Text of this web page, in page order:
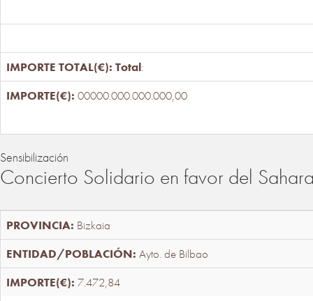
Total:
00000.000.000.000,00
Sensibilización
Concierto Solidario en favor del
Bizkaia
Ayto. de Bilbao
7.472,84